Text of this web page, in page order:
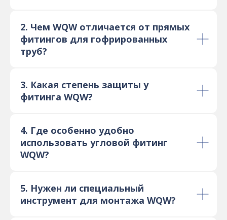
2. Чем WQW отличается от прямых
фитингов для гофрированных
труб?
3. Какая степень защиты у
фитинга WQW?
4. Где особенно удобно
использовать угловой фитинг
WQW?
5. Нужен ли специальный
инструмент для монтажа WQW?